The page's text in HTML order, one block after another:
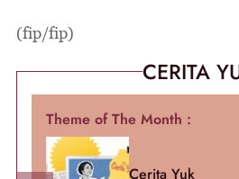
(fip/fip)
CERITA
Theme of The Month :
Cerita Yuk